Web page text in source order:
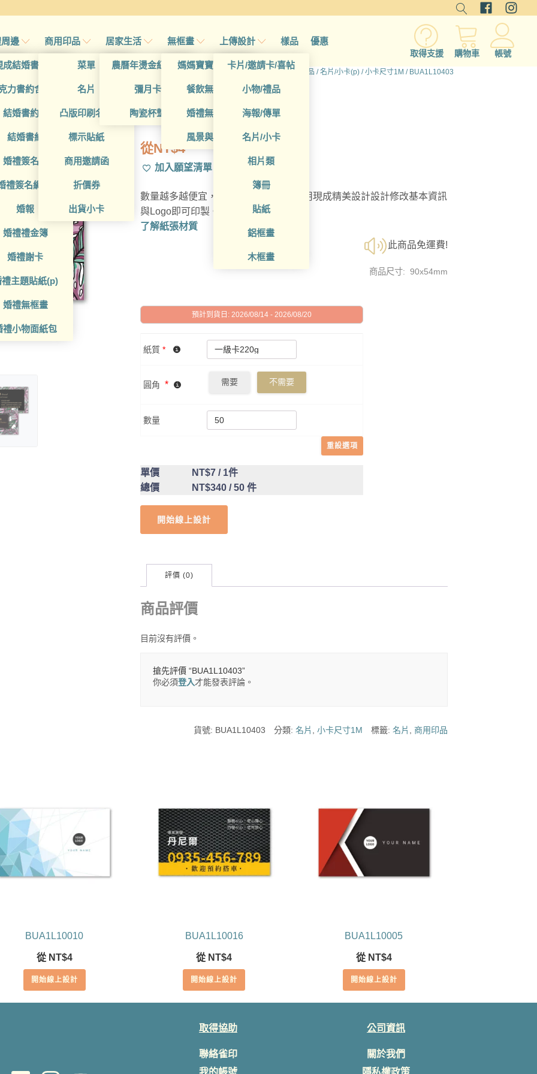
邊
成結婚書約夾
力書約含木座
結婚書約組
結婚書約
婚禮簽名簿
禮簽名綢(p)
婚報
婚禮禮金簿
婚禮謝卡
禮主題貼紙(p)
婚禮無框畫
禮小物面紙包
商用印品
菜單
名片
凸版印刷名片
標示貼紙
商用邀請函
折價券
出貨小卡
居家生活
農曆年燙金紅包袋
彌月卡
陶瓷杯墊
無框畫
媽媽寶寶無框畫
餐飲無框畫
婚禮無框畫
風景與藝術
上傳設計
卡片/邀請卡/喜帖
小物/禮品
海報/傳單
名片/小卡
相片類
簿冊
貼紙
鋁框畫
木框畫
樣品 優惠
取得支援 購物車 帳號
首頁 / 所有產品 /名片/小卡(p) /小卡尺寸1M / BUA1L10403
BUA1L10403
從NT$4
加入願望清單
數量越多越便宜，多種材質可選擇；利用現成精美設計設計修改基本資訊
與Logo即可印製。
了解紙張材質
此商品免運費!
商品尺寸: 90x54mm
預計到貨日: 2026/08/14 - 2026/08/20
紙質 *
圓角 * 需要 不需要
數量
重設選項
單價 NT$7 / 1件
總價
NT$340 / 50 件
開始線上設計
評價 (0)
商品評價
目前沒有評價。
搶先評價 “BUA1L10403”
你必須登入才能發表評論。
貨號: BUA1L10403 分類:名片 ,小卡尺寸1M 標籤:名片 ,商用印品
BUA1L10010
從 NT$4
開始線上設計
BUA1L10016
從 NT$4
開始線上設計
BUA1L10005
從 NT$4
開始線上設計
取得協助
聯絡雀印
公司資訊
關於我們